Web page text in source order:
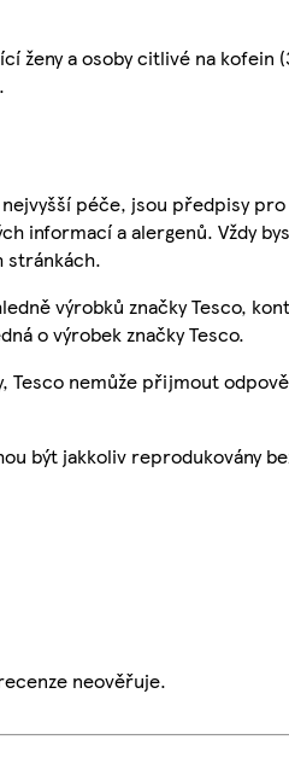
ženy a osoby citlivé na kofein
péče, jsou předpisy
informací a alergenů. Vždy
stránkách.
výrobků značky Tesco,
o výrobek značky Tesco.
nemůže přijmout
být jakkoliv reprodukovány
neověřuje.